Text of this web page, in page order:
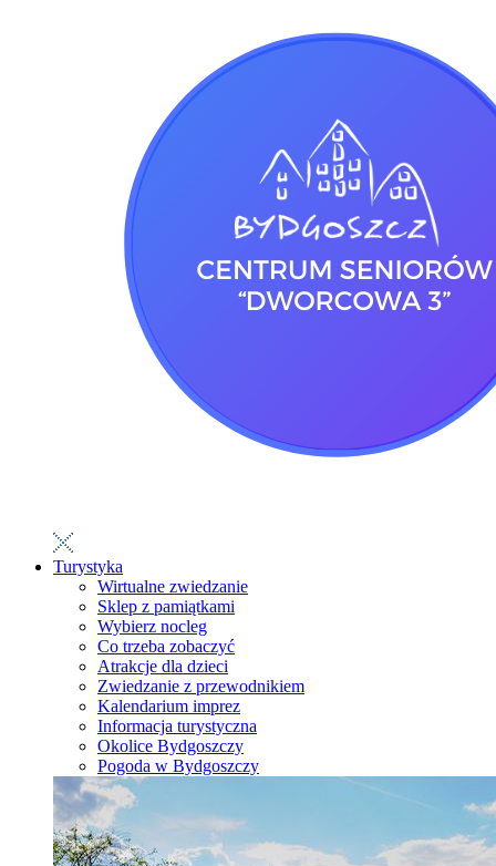
Turystyka
Wirtualne zwiedzanie
Sklep z pamiątkami
Wybierz nocleg
Co trzeba zobaczyć
Atrakcje dla dzieci
Zwiedzanie z przewodnikiem
Kalendarium imprez
Informacja turystyczna
Okolice Bydgoszczy
Pogoda w Bydgoszczy